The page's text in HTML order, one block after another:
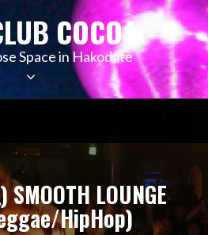
COCOA
Space in Hakodate
LOUNGE
HipHop)